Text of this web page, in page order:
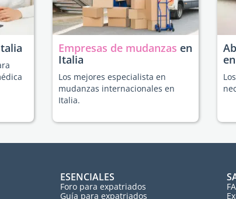
Empresas de mudanzas en
Italia
Los mejores especialista en
mudanzas internacionales en
Italia.
ESENCIALES
Foro para expatriados
Guía para expatriados